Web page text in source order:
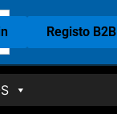
Registo B2B